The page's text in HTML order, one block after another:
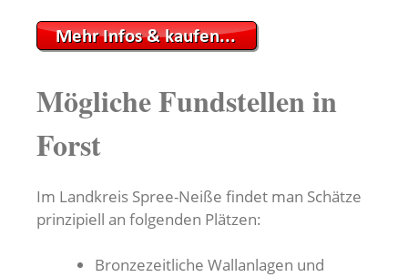
Mögliche Fundstellen in
Forst
Im Landkreis Spree-Neiße findet man Schätze
prinzipiell an folgenden Plätzen:
Bronzezeitliche Wallanlagen und